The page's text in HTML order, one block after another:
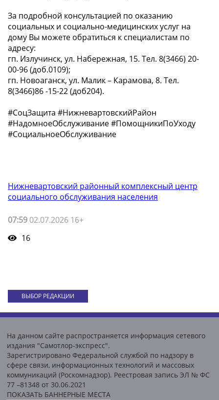
За подробной консультацией по оказанию
социальных и социально-медицинских услуг на
дому Вы можете обратиться к специалистам по
адресу:
гп. Излучинск, ул. Набережная, 15. Тел. 8(3466) 20-
00-96 (доб.0109); ️
гп. Новоаганск, ул. Малик – Карамова, 8. Тел.
8(3466)86 -15-22 (доб204). ️
#СоцЗащита #НижневартовскийРайон
#НадомноеОбслуживание #ПомощникиПоУходу
#СоциальноеОбслуживание
Нижневартовский районный комплексный центр
социального обслуживания населения
07:59 02.07.2026 16+
16
ВЫБОР РЕДАКЦИИ
На данном сайте распространяется информация сетевого
издания "Самотлор-экспресс".
Зарегистрировано Федеральной службой по надзору в
сфере связи, информационных технологий и массовых
коммуникаций (Роскомнадзор). Реестровая запись ЭЛ № ФС
77 –81348 от 30.06.2021
ПОКАЗАТЬ БАННЕРНЫЕ МЕСТА